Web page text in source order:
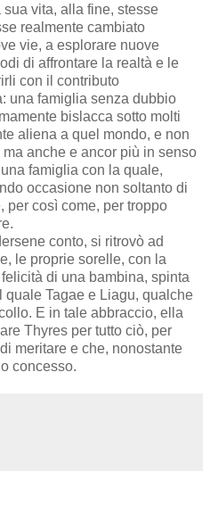
vita, alla fine, stesse
realmente cambiato
vie, a esplorare nuove
di affrontare la realtà e le
con il contributo
una famiglia senza dubbio
bislacca sotto molti
aliena a quel mondo, e non
anche e ancor più in senso
famiglia con la quale,
occasione non soltanto di
per così come, per troppo
conto, si ritrovò ad
le proprie sorelle, con la
di una bambina, spinta
Tagae e Liagu, qualche
E in tale abbraccio, ella
Thyres per tutto ciò, per
meritare e che, nonostante
concesso.